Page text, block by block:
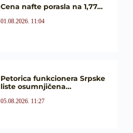
Cena nafte porasla na 1,77…
01.08.2026. 11:04
Petorica funkcionera Srpske
liste osumnjičena…
05.08.2026. 11:27